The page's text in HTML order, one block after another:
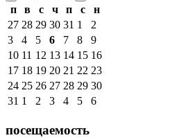
п
в с ч п с
н
27 28 29 30 31 1
2
3
4 5 6 7 8
9
10 11 12 13 14 15 16
17 18 19 20 21 22 23
24 25 26 27 28 29 30
31 1 2 3 4 5 6
посещаемость